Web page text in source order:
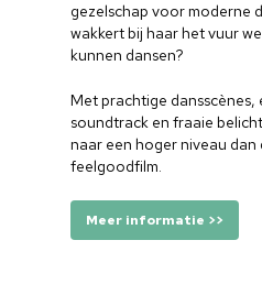
gezelschap voor moderne
wakkert bij haar het vuur
kunnen dansen?
Met prachtige dansscènes,
soundtrack en fraaie
naar een hoger niveau dan
feelgoodfilm.
Meer informatie >>